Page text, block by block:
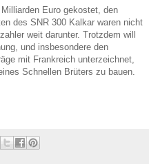
Euro gekostet, den
des SNR 300 Kalkar waren nicht
weit darunter. Trotzdem will
und insbesondere den
mit Frankreich unterzeichnet,
Schnellen Brüters zu bauen.